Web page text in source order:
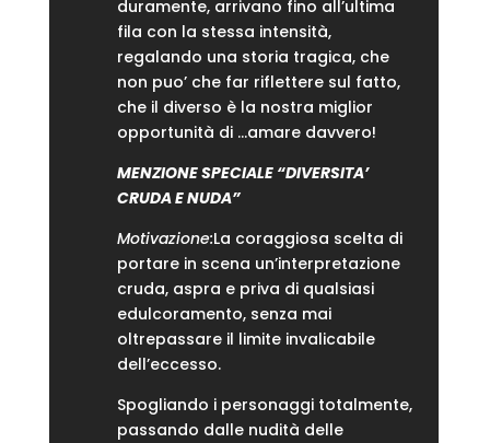
duramente, arrivano fino all’ultima
fila con la stessa intensità,
regalando una storia tragica, che
non puo’ che far riflettere sul fatto,
che il diverso è la nostra miglior
opportunità di …amare davvero!
MENZIONE SPECIALE “DIVERSITA’
CRUDA E NUDA”
Motivazione:La coraggiosa scelta di
portare in scena un’interpretazione
cruda, aspra e priva di qualsiasi
edulcoramento, senza mai
oltrepassare il limite invalicabile
dell’eccesso.
Spogliando i personaggi totalmente,
passando dalle nudità delle